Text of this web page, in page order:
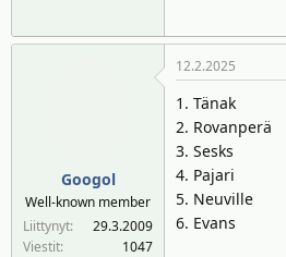
Googol
Well-known member
Liittynyt
29.3.2009
Viestit
1047
12.2.2025
1. Tänak
2. Rovanperä
3. Sesks
4. Pajari
5. Neuville
6. Evans